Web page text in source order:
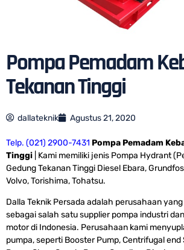
Pompa Pemadam
Tekanan Tinggi
dallateknik Agustus 21, 2020
Telp. (021) 2900-7431 Pompa Pemadam
Tinggi | Kami memiliki jenis Pompa Hydrant
Gedung Tekanan Tinggi Diesel Ebara,
Volvo, Torishima, Tohatsu.
Dalla Teknik Persada adalah perusahaan
sebagai salah satu supplier pompa industri
motor di Indonesia. Perusahaan kami
pumpa, seperti Booster Pump, Centrifugal